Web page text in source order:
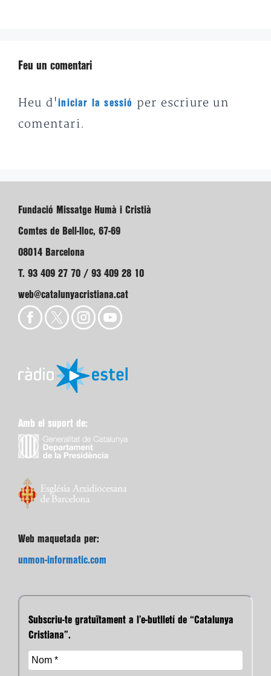
Feu un comentari
Heu d'iniciar la sessió
per escriure un
comentari.
Fundació Missatge Humà i Cristià
Comtes de Bell-lloc, 67-69
08014 Barcelona
T. 93 409 27 70 / 93 409 28 10
web@catalunyacristiana.cat
Amb el suport de:
Web maquetada per:
unmon-informatic.com
Subscriu-te gratuïtament a l’e-butlletí de “Catalunya
Cristiana”.